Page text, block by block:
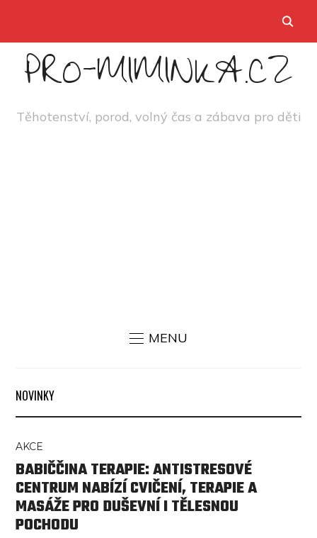
PRO-MIMINKA.CZ
Těhotenství, porod, volný čas a zábava pro děti
MENU
NOVINKY
AKCE
BABIČČINA TERAPIE: ANTISTRESOVÉ
CENTRUM NABÍZÍ CVIČENÍ, TERAPIE A
MASÁŽE PRO DUŠEVNÍ I TĚLESNOU
POCHODU